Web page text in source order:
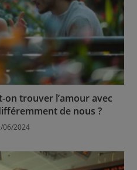
on trouver l’amour avec
de nous ?
06/2024